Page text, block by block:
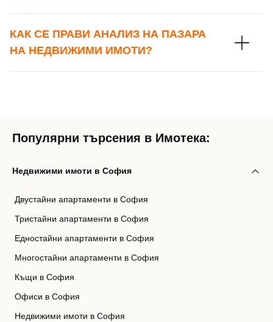
КАК СЕ ПРАВИ АНАЛИЗ НА ПАЗАРА
НА НЕДВИЖИМИ ИМОТИ?
Популярни търсения в Имотека:
Недвижими имоти в София
Двустайни апартаменти в София
Тристайни апартаменти в София
Едностайни апартаменти в София
Многостайни апартаменти в София
Къщи в София
Офиси в София
Недвижими имоти в София